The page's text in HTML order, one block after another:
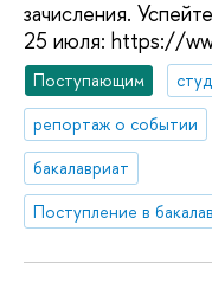
зачисления.
25 июля: https://
Поступающим
репортаж о событии
бакалавриат